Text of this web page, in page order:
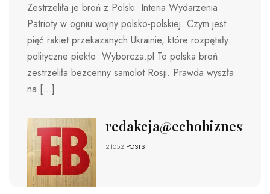
Zestrzeliła je broń z Polski Interia Wydarzenia
Patrioty w ogniu wojny polsko-polskiej. Czym jest
pięć rakiet przekazanych Ukrainie, które rozpętały
polityczne piekło Wyborcza.pl To polska broń
zestrzeliła bezcenny samolot Rosji. Prawda wyszła
na […]
redakcja@echobiznesu.pl
21052 POSTS